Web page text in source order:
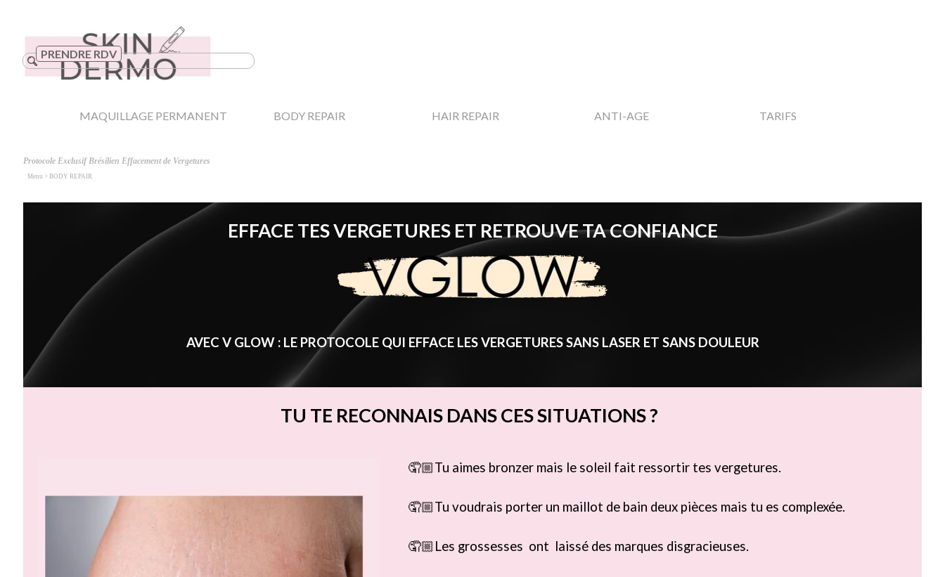
PRENDRE RDV
MAQUILLAGE PERMANENT ▼
BODY REPAIR ▼
HAIR REPAIR ▼
ANTI-AGE ▼
TARIFS
Protocole Exclusif Brésilien Effacement de Vergetures
Menu > BODY REPAIR
EFFACE TES VERGETURES ET RETROUVE TA CONFIANCE
AVEC V GLOW : LE PROTOCOLE QUI EFFACE LES VERGETURES SANS LASER ET SANS DOULEUR
TU TE RECONNAIS DANS CES SITUATIONS ?
🤦🏼Tu aimes bronzer mais le soleil fait ressortir tes vergetures.
🤦🏼Tu voudrais porter un maillot de bain deux pièces mais tu es complexée.
🤦🏼Les grossesses ont laissé des marques disgracieuses.